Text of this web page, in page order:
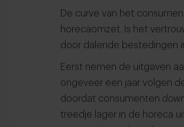
De curve van het
horecaomzet. Is het
door dalende bestedingen
Eerst nemen de uitgaven
ongeveer een jaar volgen
doordat consumenten
treedje lager in de horeca